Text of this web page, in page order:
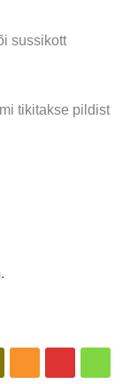
sussikott
tikitakse pildist